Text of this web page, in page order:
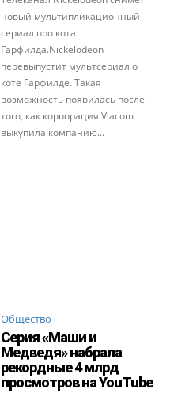
новый мультипликационный
сериал про кота
Гарфилда.Nickelodeon
перевыпустит мультсериал о
коте Гарфилде. Такая
возможность появилась после
того, как корпорация Viacom
выкупила компанию...
Общество
Серия «Маши и
Медведя» набрала
рекордные 4 млрд
просмотров на YouTube